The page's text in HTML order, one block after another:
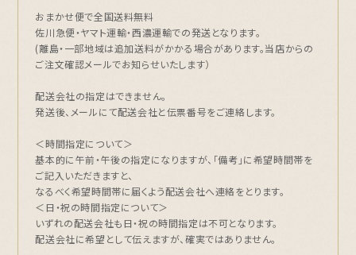
おまかせ便で全国送料無料
佐川急便・ヤマト運輸・西濃運輸での発送となります。
(離島・一部地域は追加送料がかかる場合があります。当店からの
ご注文確認メールでお知らせいたします）
配送会社の指定はできません。
発送後、メールにて配送会社と伝票番号をご連絡します。
＜時間指定について＞
基本的に午前・午後の指定になりますが、「備考」に希望時間帯を
ご記入いただきますと、
なるべく希望時間帯に届くよう配送会社へ連絡をとります。
＜日・祝の時間指定について＞
いずれの配送会社も日・祝の時間指定は不可となります。
配送会社に希望として伝えますが、確実ではありません。